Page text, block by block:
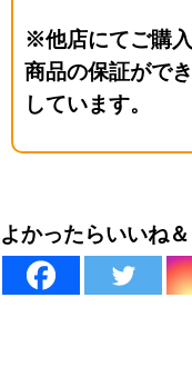
※他店にてご購
商品の保証がで
しています。
よかったらいいね